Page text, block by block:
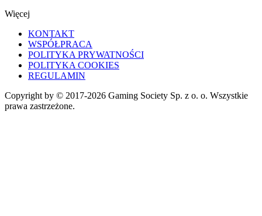
Więcej
KONTAKT
WSPÓŁPRACA
POLITYKA PRYWATNOŚCI
POLITYKA COOKIES
REGULAMIN
Copyright by © 2017-2026 Gaming Society Sp. z o. o. Wszystkie
prawa zastrzeżone.